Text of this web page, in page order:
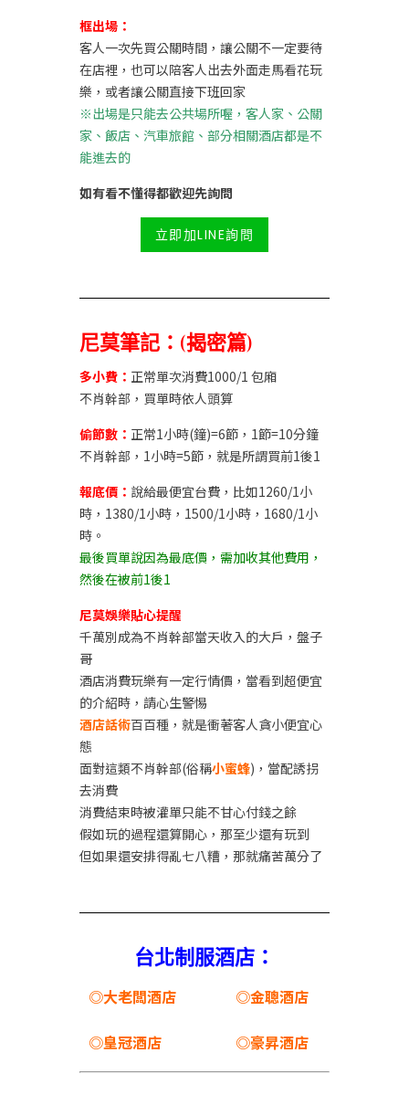
框出場：
客人一次先買公關時間，讓公關不一定要待
在店裡，也可以陪客人出去外面走馬看花玩
樂，或者讓公關直接下班回家
※出場是只能去公共場所喔，客人家、公關
家、飯店、汽車旅館、部分相關酒店都是不
能進去的
如有看不懂得都歡迎先詢問
立即加LINE詢問
尼莫筆記：(揭密篇)
多小費： 正常單次消費1000/1 包廂
不肖幹部，買單時依人頭算
偷節數： 正常1小時(鐘)=6節，1節=10分鐘
不肖幹部，1小時=5節，就是所謂買前1後1
報底價： 說給最便宜台費，比如1260/1小
時，1380/1小時，1500/1小時，1680/1小
時。
最後買單說因為最底價，需加收其他費用，
然後在被前1後1
尼莫娛樂貼心提醒
千萬別成為不肖幹部當天收入的大戶，盤子
哥
酒店消費玩樂有一定行情價，當看到超便宜
的介紹時，請心生警惕
酒店話術百百種，就是衝著客人貪小便宜心
態
面對這類不肖幹部(俗稱小蜜蜂)，當配誘拐
去消費
消費結束時被灌單只能不甘心付錢之餘
假如玩的過程還算開心，那至少還有玩到
但如果還安排得亂七八糟，那就痛苦萬分了
台北制服酒店：
◎大老闆酒店 ◎金聰酒店
◎皇冠酒店 ◎豪昇酒店